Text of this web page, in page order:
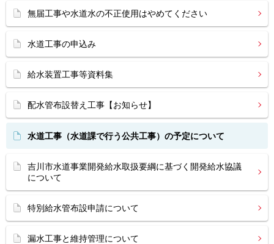
無届工事や水道水の不正使用はやめてください
水道工事の申込み
給水装置工事等資料集
配水管布設替え工事【お知らせ】
水道工事（水道課で行う公共工事）の予定について
吉川市水道事業開発給水取扱要綱に基づく開発給水協議
について
特別給水管布設申請について
漏水工事と維持管理について